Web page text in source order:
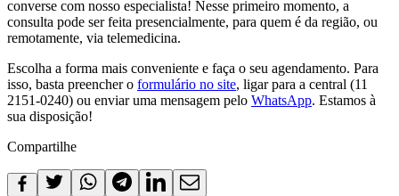
converse com nosso especialista! Nesse primeiro momento, a
consulta pode ser feita presencialmente, para quem é da região, ou
remotamente, via telemedicina.
Escolha a forma mais conveniente e faça o seu agendamento. Para
isso, basta preencher o formulário no site, ligar para a central (11
2151-0240) ou enviar uma mensagem pelo WhatsApp. Estamos à
sua disposição!
Compartilhe